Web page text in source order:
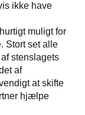
ikke have
muligt for
Stort set alle
stenslagets
af
at skifte
hjælpe